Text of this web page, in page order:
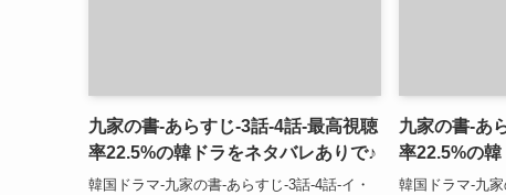
九家の書-あらすじ-3話-4話-最高視聴
率22.5%の韓ドラをネタバレありで♪
韓国ドラマ-九家の書-あらすじ-3話-4話-イ・
九家の書-あ
率22.5%の
韓国ドラマ-九